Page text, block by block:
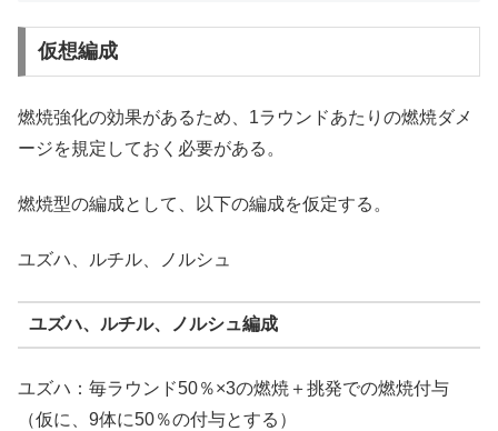
仮想編成
燃焼強化の効果があるため、1ラウンドあたりの燃焼ダメ
ージを規定しておく必要がある。
燃焼型の編成として、以下の編成を仮定する。
ユズハ、ルチル、ノルシュ
ユズハ、ルチル、ノルシュ編成
ユズハ：毎ラウンド50％×3の燃焼＋挑発での燃焼付与
（仮に、9体に50％の付与とする）